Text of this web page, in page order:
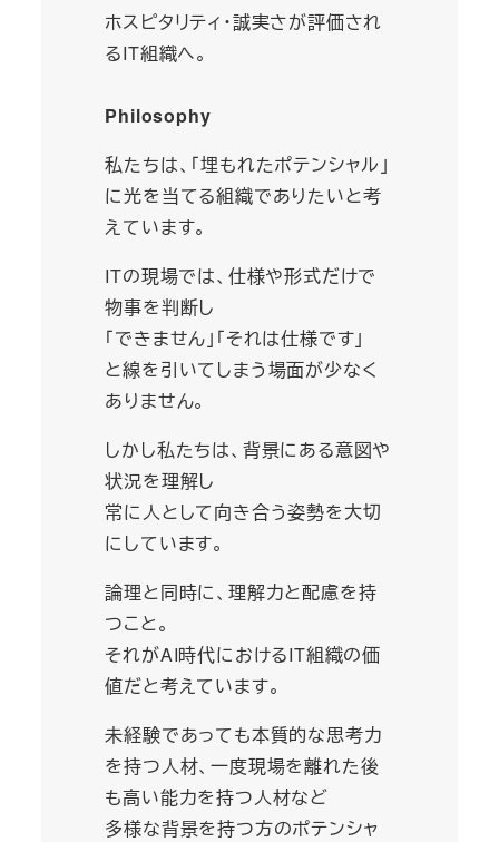
ホスピタリティ・誠実さが評価され
るIT組織へ。
Philosophy
私たちは、「埋もれたポテンシャル」
に光を当てる組織でありたいと考
えています。
ITの現場では、仕様や形式だけで
物事を判断し
「できません」「それは仕様です」
と線を引いてしまう場面が少なく
ありません。
しかし私たちは、背景にある意図や
状況を理解し
常に人として向き合う姿勢を大切
にしています。
論理と同時に、理解力と配慮を持
つこと。
それがAI時代におけるIT組織の価
値だと考えています。
未経験であっても本質的な思考力
を持つ人材、一度現場を離れた後
も高い能力を持つ人材など
多様な背景を持つ方のポテンシャ